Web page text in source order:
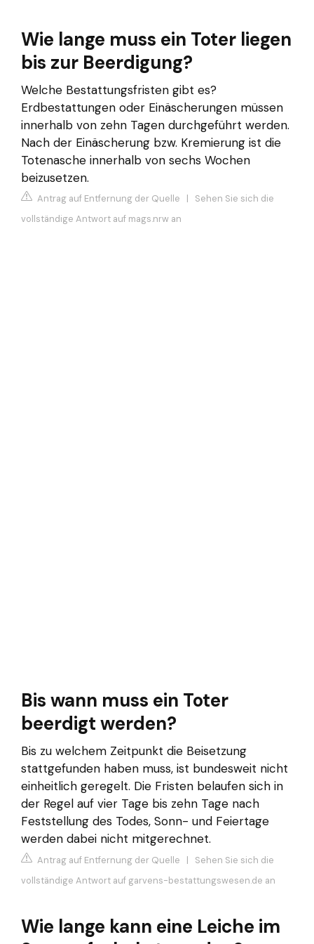
Wie lange muss ein Toter liegen
bis zur Beerdigung?
Welche Bestattungsfristen gibt es?
Erdbestattungen oder Einäscherungen müssen
innerhalb von zehn Tagen durchgeführt werden.
Nach der Einäscherung bzw. Kremierung ist die
Totenasche innerhalb von sechs Wochen
beizusetzen.
Antrag auf Entfernung der Quelle | Sehen Sie sich die
vollständige Antwort auf mags.nrw an
Bis wann muss ein Toter
beerdigt werden?
Bis zu welchem Zeitpunkt die Beisetzung
stattgefunden haben muss, ist bundesweit nicht
einheitlich geregelt. Die Fristen belaufen sich in
der Regel auf vier Tage bis zehn Tage nach
Feststellung des Todes, Sonn- und Feiertage
werden dabei nicht mitgerechnet.
Antrag auf Entfernung der Quelle | Sehen Sie sich die
vollständige Antwort auf garvens-bestattungswesen.de an
Wie lange kann eine Leiche im